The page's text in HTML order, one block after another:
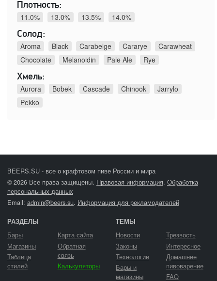
Плотность:
11.0%
13.0% 13.5%
14.0%
Солод:
Aroma
Black Carabelge Cararye
Carawheat
Chocolate
Melanoidin Pale Ale
Rye
Хмель:
Aurora
Bobek Cascade Chinook
Jarrylo
Pekko
BEERS.SU - все о крафтовом пиве России и мира
© 2026 Все права защищены. Правовая информация. Обработка
персональных данных
Email: admin@beers.su. Информация для рекламодателей
РАЗДЕЛЫ
Бары
Магазины
Таблица
стилей
Карта сайта
Обратная
связь
Калькуляторы
ТЕМЫ
Новости
Законы
Технологии
Бары и
магазины
Трезвость
Интересное
Домашнее
пивоварение
FAQ